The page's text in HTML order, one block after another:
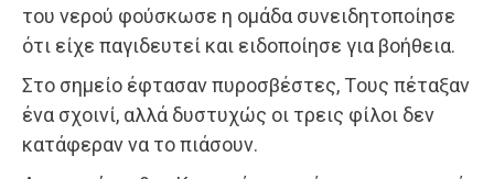
του νερού φούσκωσε η ομάδα συνειδητοποίησε
ότι είχε παγιδευτεί και ειδοποίησε για βοήθεια.
Στο σημείο έφτασαν πυροσβέστες, Tους πέταξαν
ένα σχοινί, αλλά δυστυχώς οι τρεις φίλοι δεν
κατάφεραν να το πιάσουν.